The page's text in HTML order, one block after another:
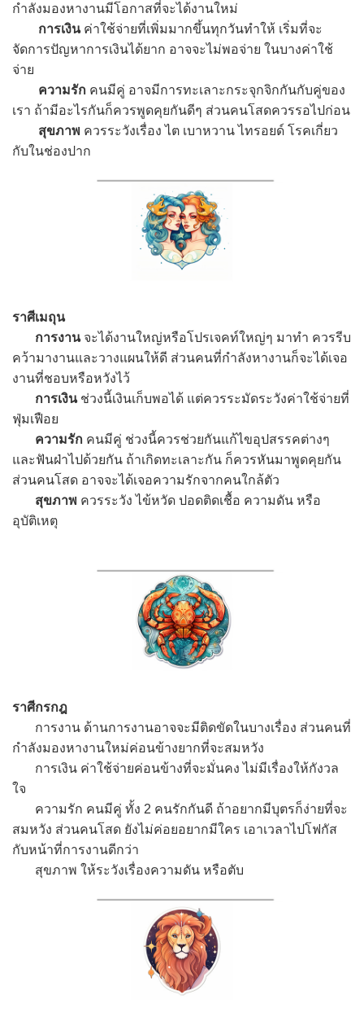
กำลังมองหางานมีโอกาสที่จะได้งานใหม่
การเงินค่าใช้จ่ายที่เพิ่มมากขึ้นทุกวันทำให้ เริ่มที่จะ
จัดการปัญหาการเงินได้ยาก อาจจะไม่พอจ่าย ในบางค่าใช้
จ่าย
ความรัก คนมีคู่ อาจมีการทะเลาะกระจุกจิกกันกับคู่ของ
เรา ถ้ามีอะไรกันก็ควรพูดคุยกันดีๆ ส่วนคนโสดควรรอไปก่อน
สุขภาพ ควรระวังเรื่อง ไต เบาหวาน ไทรอยด์ โรคเกี่ยว
กับในช่องปาก
ราศีเมถุน
การงานจะได้งานใหญ่หรือโปรเจคท์ใหญ่ๆ มาทำ ควรรีบ
คว้ามางานและวางแผนให้ดี ส่วนคนที่กำลังหางานก็จะได้เจอ
งานที่ชอบหรือหวังไว้
การเงินช่วงนี้เงินเก็บพอได้ แต่ควรระมัดระวังค่าใช้จ่ายที่
ฟุ่มเฟือย
ความรัก คนมีคู่ ช่วงนี้ควรช่วยกันแก้ไขอุปสรรคต่างๆ
และฟันฝ่าไปด้วยกัน ถ้าเกิดทะเลาะกัน ก็ควรหันมาพูดคุยกัน
ส่วนคนโสด อาจจะได้เจอความรักจากคนใกล้ตัว
สุขภาพ ควรระวัง ไข้หวัด ปอดติดเชื้อ ความดัน หรือ
อุบัติเหตุ
ราศีกรกฎ
การงาน ด้านการงานอาจจะมีติดขัดในบางเรื่อง ส่วนคนที่
กำลังมองหางานใหม่ค่อนข้างยากที่จะสมหวัง
การเงิน ค่าใช้จ่ายค่อนข้างที่จะมั่นคง ไม่มีเรื่องให้กังวล
ใจ
ความรัก คนมีคู่ ทั้ง 2 คนรักกันดี ถ้าอยากมีบุตรก็ง่ายที่จะ
สมหวัง ส่วนคนโสด ยังไม่ค่อยอยากมีใคร เอาเวลาไปโฟกัส
กับหน้าที่การงานดีกว่า
สุขภาพ ให้ระวังเรื่องความดัน หรือตับ